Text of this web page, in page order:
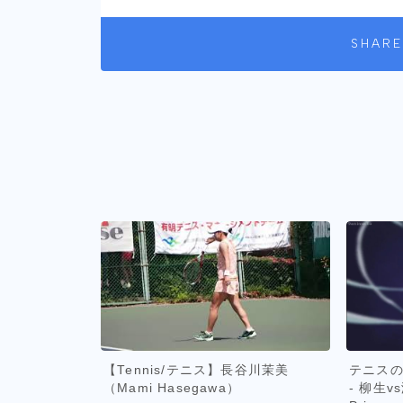
SHARE
【Tennis/テニス】長谷川茉美
（Mami Hasegawa）
テニス
- 柳生